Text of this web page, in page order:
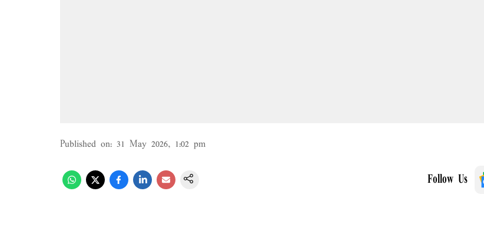
Published on: 31 May 2026, 1:02 pm
Follow Us